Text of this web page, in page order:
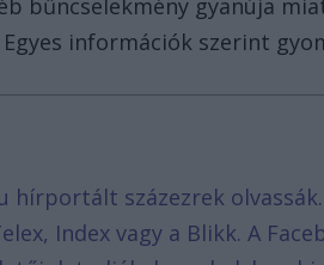
bűncselekmény gyanúja
információk szerint
hírportált százezrek
Index vagy a Blikk. A